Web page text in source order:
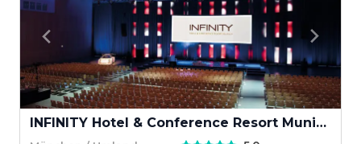
INFINITY Hotel & Conference Resort Munich